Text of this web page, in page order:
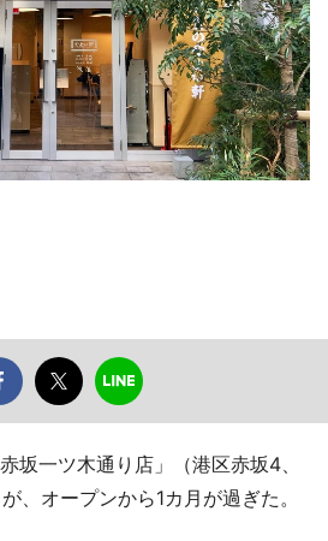
一ツ木通り店」（港区赤坂4、
、オープンから1カ月が過ぎた。